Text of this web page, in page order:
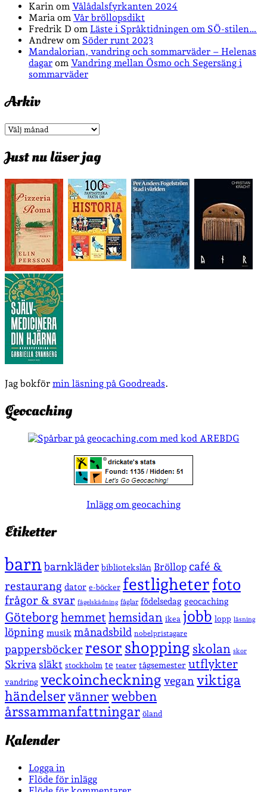
Karin om Vålådalsfyrkanten 2024
Maria om Vår bröllopsdikt
Fredrik D om Läste i Språktidningen om SÖ-stilen…
Andrew om Söder runt 2023
Mandalorian, vandring och sommarväder – Helenas
dagar om Vandring mellan Ösmo och Segersäng i
sommarväder
Arkiv
Arkiv
Just nu läser jag
Jag bokför min läsning på Goodreads.
Geocaching
Inlägg om geocaching
Etiketter
barnbarnkläder bibliotekslån Bröllop café &
restaurang dator e-böcker festligheterfoto
frågor & svar fågelskådning fåglar födelsedag geocaching
Göteborghemmet hemsidan ikea jobb lopp läsning
löpning musik månadsbild nobelpristagare
pappersböcker resor shopping skolan skor
Skriva släkt stockholm te teater tågsemester utflykter
vandring veckoincheckning vegan viktiga
händelservänner webben
årssammanfattningar öland
Kalender
Logga in
Flöde för inlägg